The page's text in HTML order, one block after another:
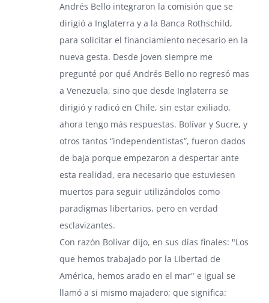
Andrés Bello integraron la comisión que se
dirigió a Inglaterra y a la Banca Rothschild,
para solicitar el financiamiento necesario en la
nueva gesta. Desde joven siempre me
pregunté por qué Andrés Bello no regresó mas
a Venezuela, sino que desde Inglaterra se
dirigió y radicó en Chile, sin estar exiliado,
ahora tengo más respuestas. Bolívar y Sucre, y
otros tantos “independentistas”, fueron dados
de baja porque empezaron a despertar ante
esta realidad, era necesario que estuviesen
muertos para seguir utilizándolos como
paradigmas libertarios, pero en verdad
esclavizantes.
Con razón Bolívar dijo, en sus días finales: "Los
que hemos trabajado por la Libertad de
América, hemos arado en el mar" e igual se
llamó a si mismo majadero; que significa: